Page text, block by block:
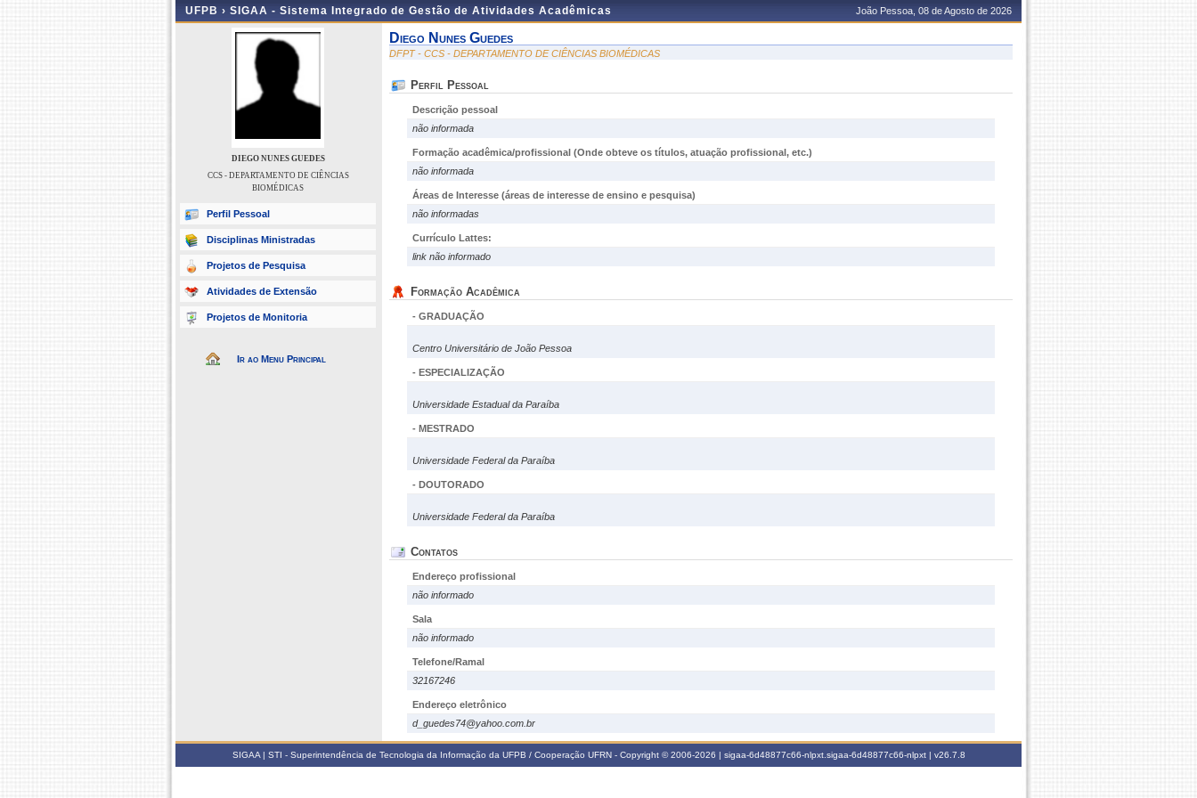
UFPB › SIGAA - Sistema Integrado de Gestão de Atividades Acadêmicas João Pessoa, 08 de Agosto de 2026
DIEGO NUNES GUEDES
CCS - DEPARTAMENTO DE CIÊNCIAS
BIOMÉDICAS
Perfil Pessoal
Disciplinas Ministradas
Projetos de Pesquisa
Atividades de Extensão
Projetos de Monitoria
Ir ao Menu Principal
Diego Nunes Guedes
DFPT - CCS - DEPARTAMENTO DE CIÊNCIAS BIOMÉDICAS
Perfil Pessoal
Descrição pessoal
não informada
Formação acadêmica/profissional (Onde obteve os títulos, atuação profissional, etc.)
não informada
Áreas de Interesse (áreas de interesse de ensino e pesquisa)
não informadas
Currículo Lattes:
link não informado
Formação Acadêmica
- GRADUAÇÃO
Centro Universitário de João Pessoa
- ESPECIALIZAÇÃO
Universidade Estadual da Paraíba
- MESTRADO
Universidade Federal da Paraíba
- DOUTORADO
Universidade Federal da Paraíba
Contatos
Endereço profissional
não informado
Sala
não informado
Telefone/Ramal
32167246
Endereço eletrônico
d_guedes74@yahoo.com.br
SIGAA | STI - Superintendência de Tecnologia da Informação da UFPB / Cooperação UFRN - Copyright © 2006-2026 | sigaa-6d48877c66-nlpxt.sigaa-6d48877c66-nlpxt | v26.7.8